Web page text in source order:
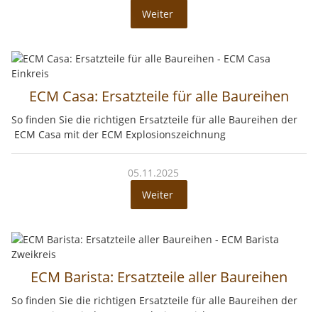
Weiter
ECM Casa: Ersatzteile für alle Baureihen
So finden Sie die richtigen Ersatzteile für alle Baureihen der
ECM Casa mit der ECM Explosionszeichnung
05.11.2025
Weiter
ECM Barista: Ersatzteile aller Baureihen
So finden Sie die richtigen Ersatzteile für alle Baureihen der